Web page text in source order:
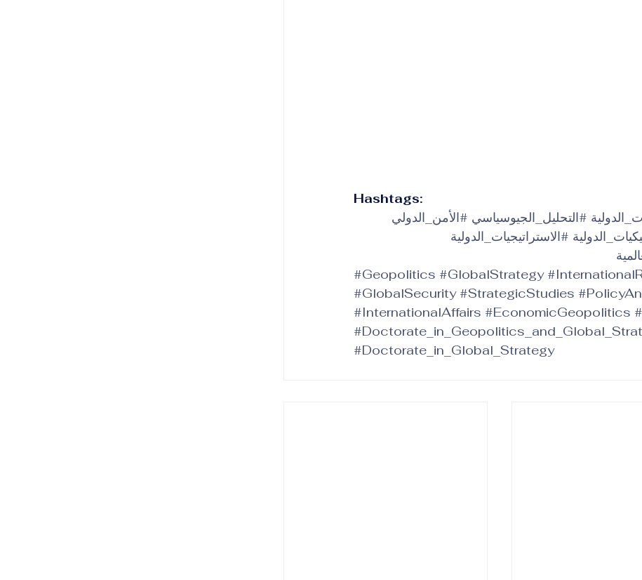
Hashtags:
#التحليل_الجيوسياسي #الأمن_الدولي
#الاستراتيجيات_الدولية
#Geopolitics #GlobalStrategy
#GlobalSecurity #StrategicStudies
#InternationalAffairs #EconomicGeopolitics
#Doctorate_in_Global_Strategy